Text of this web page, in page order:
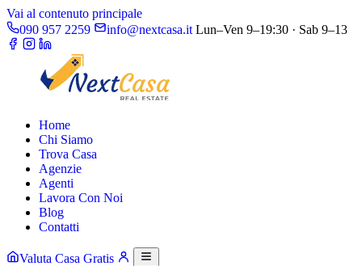
Vai al contenuto principale
090 957 2259
info@nextcasa.it Lun–Ven 9–19:30 · Sab 9–13
Home
Chi Siamo
Trova Casa
Agenzie
Agenti
Lavora Con Noi
Blog
Contatti
Valuta Casa Gratis